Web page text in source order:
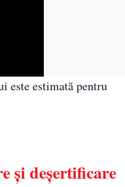
este estimată pentru
și deșertificare